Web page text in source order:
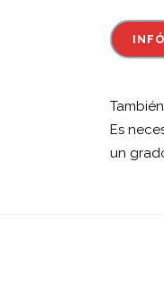
Es
un